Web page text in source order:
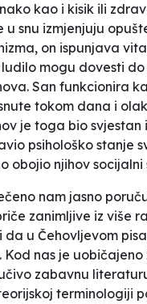
kao i kisik ili
u snu izmjenjuju
on ispunjava
mogu dovesti
San funkcionira
tokom dana i
je toga bio svjestan
psihološko stanje
obojio njihov socijalni
nam jasno
zanimljive iz više
u Čehovljevom
Kod nas je uobičajeno
zabavnu
terminologiji